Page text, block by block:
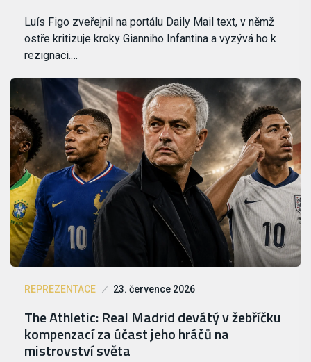
Luís Figo zveřejnil na portálu Daily Mail text, v němž
ostře kritizuje kroky Gianniho Infantina a vyzývá ho k
rezignaci.…
REPREZENTACE 23. července 2026
The Athletic: Real Madrid devátý v žebříčku
kompenzací za účast jeho hráčů na
mistrovství světa